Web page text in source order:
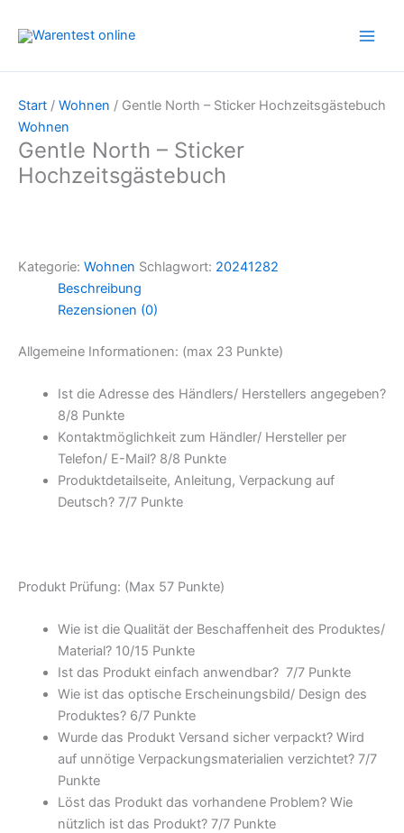
Inhalt
Start / Wohnen / Gentle North – Sticker Hochzeitsgästebuch
Wohnen
Gentle North – Sticker
Hochzeitsgästebuch
Kategorie: Wohnen Schlagwort: 20241282
Beschreibung
Rezensionen (0)
Allgemeine Informationen: (max 23 Punkte)
Ist die Adresse des Händlers/ Herstellers angegeben?
8/8 Punkte
Kontaktmöglichkeit zum Händler/ Hersteller per
Telefon/ E-Mail? 8/8 Punkte
Produktdetailseite, Anleitung, Verpackung auf
Deutsch? 7/7 Punkte
Produkt Prüfung: (Max 57 Punkte)
Wie ist die Qualität der Beschaffenheit des Produktes/
Material? 10/15 Punkte
Ist das Produkt einfach anwendbar? 7/7 Punkte
Wie ist das optische Erscheinungsbild/ Design des
Produktes? 6/7 Punkte
Wurde das Produkt Versand sicher verpackt? Wird
auf unnötige Verpackungsmaterialien verzichtet? 7/7
Punkte
Löst das Produkt das vorhandene Problem? Wie
nützlich ist das Produkt? 7/7 Punkte